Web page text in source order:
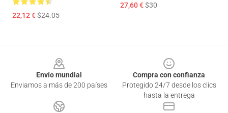
22,12 €$24.05
27,60 €$30
Envío mundial
Enviamos a más de 200 países
Compra con confianza
Protegido 24/7 desde los clics
hasta la entrega